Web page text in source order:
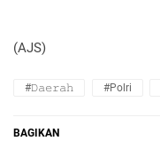
(AJS)
#𝙳𝚊𝚎𝚛𝚊𝚑 #Polri
BAGIKAN